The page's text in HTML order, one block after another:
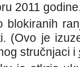
2011
blokiranih
(Ovo je
stručnjaci i